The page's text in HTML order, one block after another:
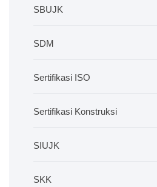
SBUJK
SDM
Sertifikasi ISO
Sertifikasi Konstruksi
SIUJK
SKK